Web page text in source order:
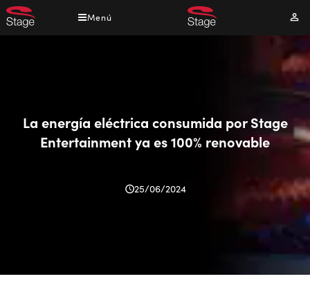
Pasar
al
Menú
Mi
La energía eléctrica consumida por Stage
Entertainment ya es 100% renovable
25/06/2024